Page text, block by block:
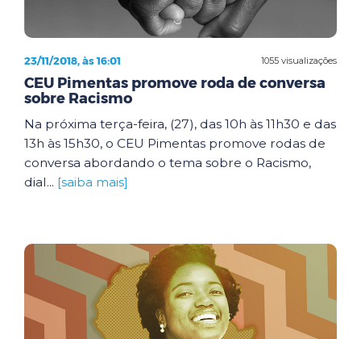
1055 visualizações
23/11/2018, às 16:01
CEU Pimentas promove roda de conversa
sobre Racismo
Na próxima terça-feira, (27), das 10h às 11h30 e das
13h às 15h30, o CEU Pimentas promove rodas de
conversa abordando o tema sobre o Racismo,
dial... [saiba mais]